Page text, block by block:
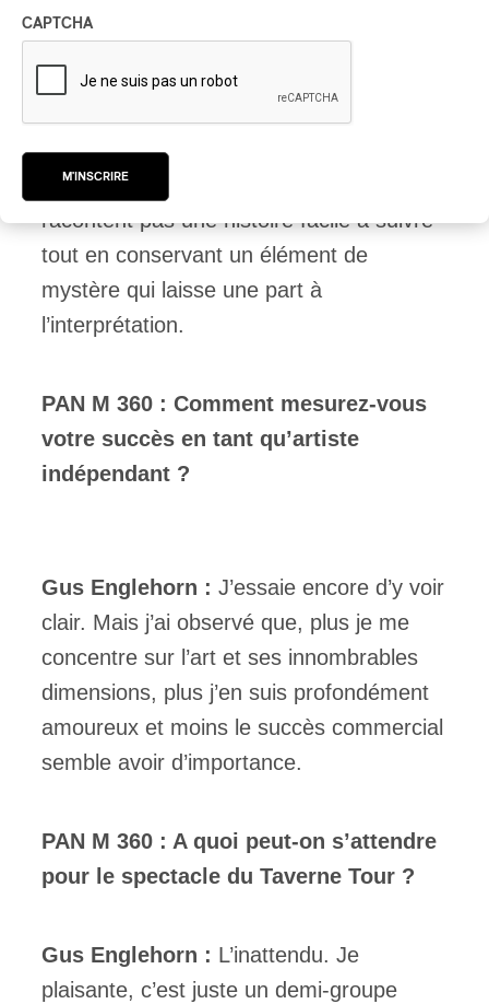
je préfère. Je n’ai pas toujours
l’impression de les contrôler, elles
de mon subconscient et, en général, je
ne suis pas satisfait tant qu’elles ne
racontent pas une histoire facile à suivre
tout en conservant un élément de
mystère qui laisse une part à
l’interprétation.
PAN M 360 : Comment mesurez-vous
votre succès en tant qu’artiste
indépendant ?
Gus Englehorn : J’essaie encore d’y voir
clair. Mais j’ai observé que, plus je me
concentre sur l’art et ses innombrables
dimensions, plus j’en suis profondément
amoureux et moins le succès commercial
semble avoir d’importance.
PAN M 360 : A quoi peut-on s’attendre
pour le spectacle du Taverne Tour ?
Gus Englehorn : L’inattendu. Je
plaisante, c’est juste un demi-groupe
CAPTCHA
M'INSCRIRE